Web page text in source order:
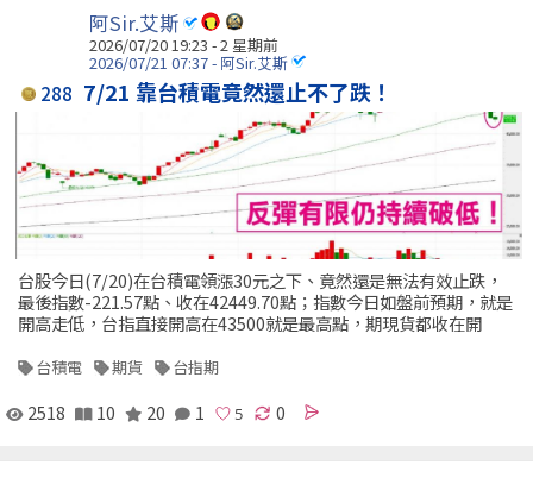
阿Sir.艾斯
2026/07/20 19:23 - 2 星期前
2026/07/21 07:37 - 阿Sir.艾斯
288 7/21 靠台積電竟然還止不了跌！
台股今日(7/20)在台積電領漲30元之下、竟然還是無法有效止跌，
最後指數-221.57點、收在42449.70點；指數今日如盤前預期，就是
開高走低，台指直接開高在43500就是最高點，期現貨都收在開
台積電 期貨 台指期
2518 10 20 1 0